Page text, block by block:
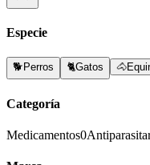
Especie
🐕 Perros 🐈Gatos 🐴
Categoría
Medicamentos0